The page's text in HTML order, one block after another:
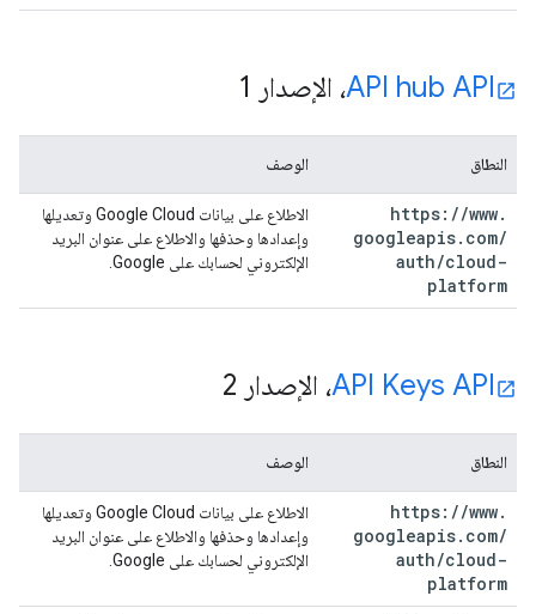
API hub API، الإصدار 1
النطاق الوصف
https: //www.
googleapis. com/
auth/cloud-
platform
الاطلاع على بيانات Google Cloud وتعديلها
وإعدادها وحذفها والاطلاع على عنوان البريد
الإلكتروني لحسابك على Google.
API Keys API، الإصدار 2
النطاق الوصف
https: //www.
googleapis. com/
auth/cloud-
platform
الاطلاع على بيانات Google Cloud وتعديلها
وإعدادها وحذفها والاطلاع على عنوان البريد
الإلكتروني لحسابك على Google.